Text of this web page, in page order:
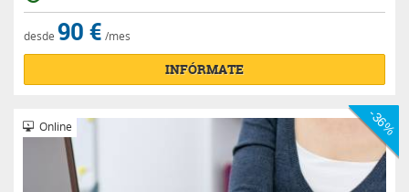
desde 90 € /mes
INFÓRMATE
Online -36%